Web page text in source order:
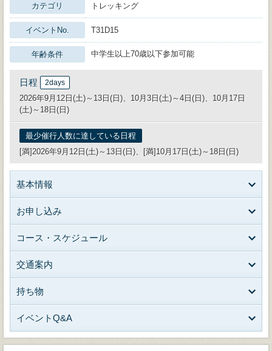
カテゴリ トレッキング
イベントNo. T31D15
年齢条件 中学生以上70歳以下参加可能
日程 2days
2026年9月12日(土)～13日(日)、10月3日(土)～4日(日)、10月17日
(土)～18日(日)
最少催行人数に達している日程
[満]2026年9月12日(土)～13日(日)、[満]10月17日(土)～18日(日)
基本情報
お申し込み
コース・スケジュール
交通案内
持ち物
イベントQ&A